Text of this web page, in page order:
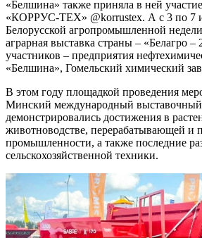
«Белшина» также приняла в ней
«КОРРУС-ТЕХ» @korrustex. А с 3 по 7
Белорусской агропромышленной
аграрная выставка страны – «Белагро –
участников – предприятия
«Белшина», Гомельский химический
В этом году площадкой проведения
Минский международный
демонстрировались достижения в
животноводстве, перерабатывающей и
промышленности, а также последние
сельскохозяйственной техники.